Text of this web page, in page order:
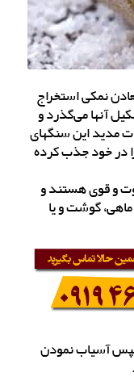
نمکی استخراج
از تشکیل آنها می‌گذرد و
مدید این سنگهای
در خود جذب کرده
و قوی هستند و
گوشت و یا
آسیاب نمودن